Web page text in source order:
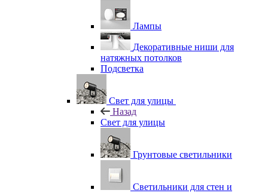
Лампы
Декоративные ниши для
натяжных потолков
Подсветка
Свет для улицы
Назад
Свет для улицы
Грунтовые светильники
Светильники для стен и